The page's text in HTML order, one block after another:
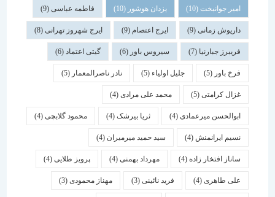
امیر جوانبخت(10) یزدان هوشور(10) فاطمه عباسی(9)
داریوش زمانی(9) ایرج اعتصام(9) ایرج شهروز تهرانی(8)
فریبرز جبارنیا(7) سیروس باور(6) گیتی اعتماد(6)
فرخ باور(5) جلیل اولیاء(5) نادر ناصرالمعمار (5)
غزال کرامتی(5) محمد علی مرادی(4)
ابوالحسن میرعمادی(4) ثریا بیرشک(4) محمود گلابچی(4)
نسیم ایرانمنش(4) سید حمید میرمیران(4)
ساناز افتخار زاده(4) مهرداد بهمنی (4) پرویز طلایی(4)
علی طاهری(4) فرید نائینی(3) مهناز محمودی(3)